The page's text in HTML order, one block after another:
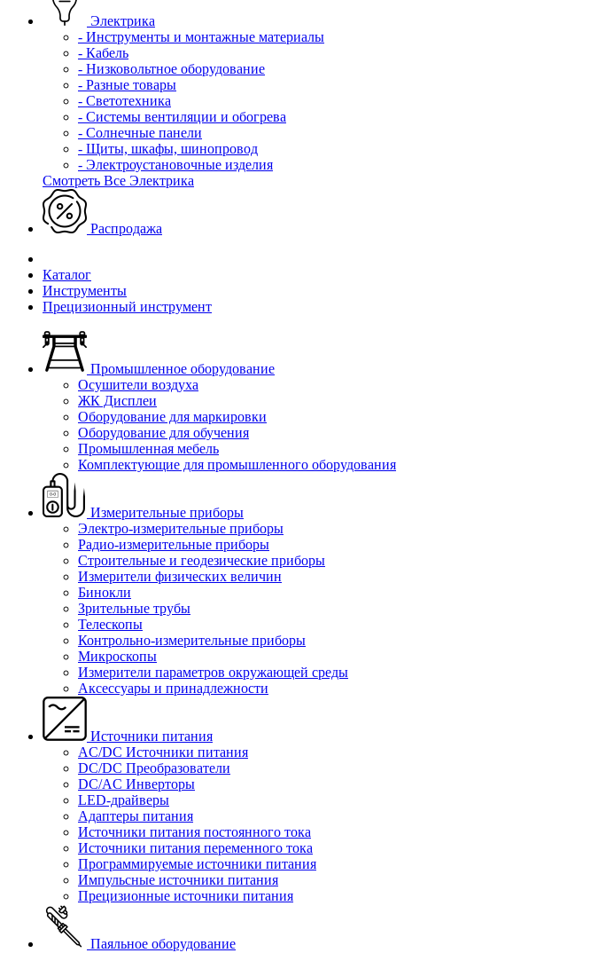
Электрика
- Инструменты и монтажные материалы
- Кабель
- Низковольтное оборудование
- Разные товары
- Светотехника
- Системы вентиляции и обогрева
- Солнечные панели
- Щиты, шкафы, шинопровод
- Электроустановочные изделия
Смотреть Все Электрика
Распродажа
Каталог
Инструменты
Прецизионный инструмент
Промышленное оборудование
Осушители воздуха
ЖК Дисплеи
Оборудование для маркировки
Оборудование для обучения
Промышленная мебель
Комплектующие для промышленного оборудования
Измерительные приборы
Электро-измерительные приборы
Радио-измерительные приборы
Строительные и геодезические приборы
Измерители физических величин
Бинокли
Зрительные трубы
Телескопы
Контрольно-измерительные приборы
Микроскопы
Измерители параметров окружающей среды
Аксессуары и принадлежности
Источники питания
AC/DC Источники питания
DC/DC Преобразователи
DC/AC Инверторы
LED-драйверы
Адаптеры питания
Источники питания постоянного тока
Источники питания переменного тока
Программируемые источники питания
Импульсные источники питания
Прецизионные источники питания
Паяльное оборудование